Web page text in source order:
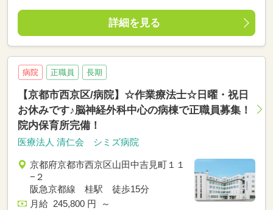
詳細を見る
病院 正職員 長期
【京都市西京区/病院】☆作業療法士☆日曜・祝日
お休みです♪脳神経外科中心の病棟で正職員募集！
院内保育所完備！
医療法人 清仁会 シミズ病院
京都府京都市西京区山田中吉見町１１
−２
阪急京都線 桂駅 徒歩15分
月給 245,800 円 ～